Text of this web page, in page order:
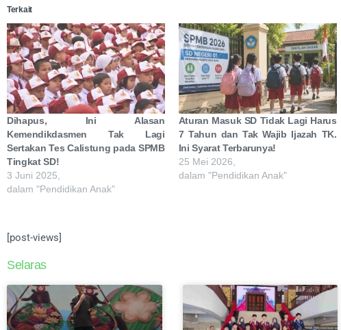
Terkait
Dihapus, Ini Alasan
Kemendikdasmen Tak Lagi
Sertakan Tes Calistung pada SPMB
Tingkat SD!
3 Juni 2025,
dalam "Pendidikan Anak"
Aturan Masuk SD Tidak Lagi Harus
7 Tahun dan Tak Wajib Ijazah TK.
Ini Syarat Terbarunya!
25 Mei 2026,
dalam "Pendidikan Anak"
[post-views]
Selaras